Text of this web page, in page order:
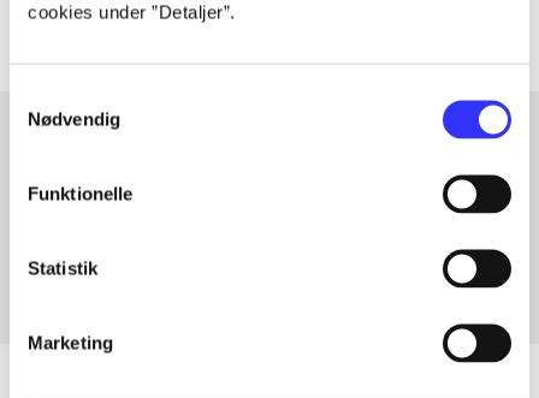
cookies under ”Detaljer”.
Nødvendig
Funktionelle
Statistik
Marketing
Artikler med samme emner